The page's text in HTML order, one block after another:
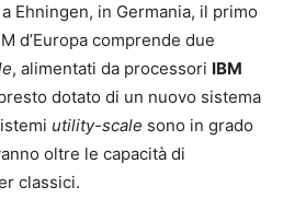
Ehningen, in Germania, il primo
d’Europa comprende due
, alimentati da processori IBM
dotato di un nuovo sistema
utility-scale sono in grado
oltre le capacità di
classici.